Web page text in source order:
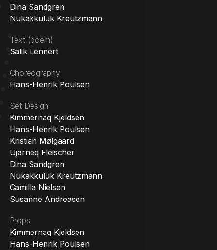
Dina Sandgren
Nukakkuluk Kreutzmann
Text (poem)
Salik Lennert
Choreography
Hans-Henrik Poulsen
Set Design
Kimmernaq Kjeldsen
Hans-Henrik Poulsen
Kristian Mølgaard
Ujarneq Fleischer
Dina Sandgren
Nukakkuluk Kreutzmann
Camilla Nielsen
Susanne Andreasen
Props
Kimmernaq Kjeldsen
Hans-Henrik Poulsen